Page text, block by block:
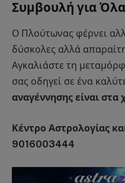
Συμβουλή για
Ο Πλούτωνας φέρνει
δύσκολες αλλά
Αγκαλιάστε τη
σας οδηγεί σε ένα
αναγέννησης είναι στα
Κέντρο Αστρολογίας
9016003444